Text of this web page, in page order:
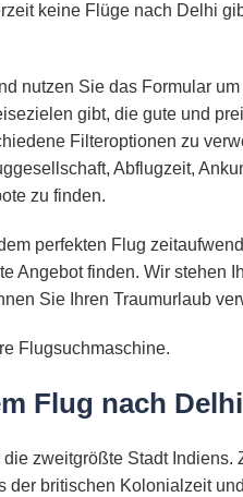
keine Flüge nach Delhi
nutzen Sie das Formular
gibt, die gute und
Filteroptionen zu
Abflugzeit,
zu finden.
perfekten Flug
Angebot finden. Wir stehen
Sie Ihren Traumurlaub
Flugsuchmaschine.
Flug nach Delhi
zweitgrößte Stadt
der britischen Kolonialzeit